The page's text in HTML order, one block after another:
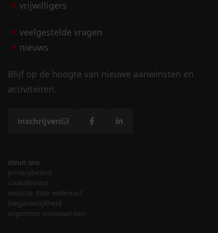
vrijwilligers
veelgestelde vragen
nieuws
Blijf op de hoogte van nieuwe aanwinsten en
activiteiten.
inschrijven
steun ons
privacybeleid
cookiebeleid
website door webreact
toegankelijkheid
algemene voorwaarden